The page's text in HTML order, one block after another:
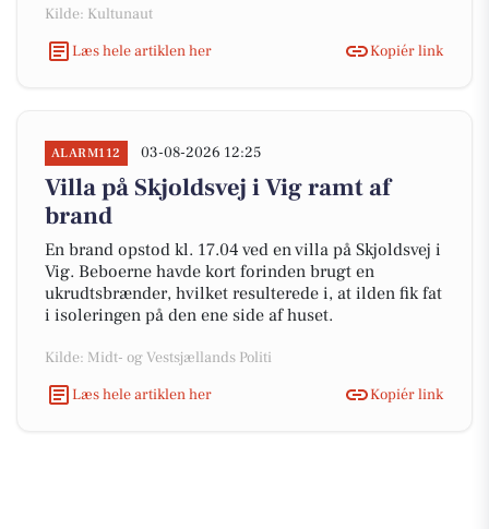
Kilde: Kultunaut
Læs hele artiklen her
Kopiér link
ALARM112 03-08-2026 12:25
Villa på Skjoldsvej i Vig ramt af
brand
En brand opstod kl. 17.04 ved en villa på Skjoldsvej i
Vig. Beboerne havde kort forinden brugt en
ukrudtsbrænder, hvilket resulterede i, at ilden fik fat
i isoleringen på den ene side af huset.
Kilde: Midt- og Vestsjællands Politi
Læs hele artiklen her
Kopiér link